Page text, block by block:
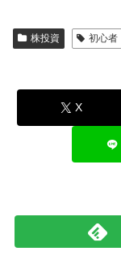
株投資 初心者
X